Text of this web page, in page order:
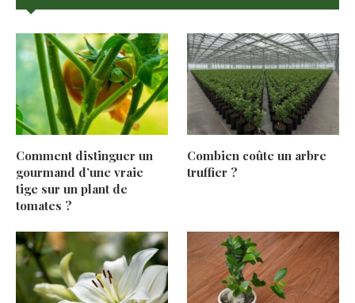
Comment distinguer un
gourmand d’une vraie
tige sur un plant de
tomates ?
Combien coûte un arbre
truffier ?